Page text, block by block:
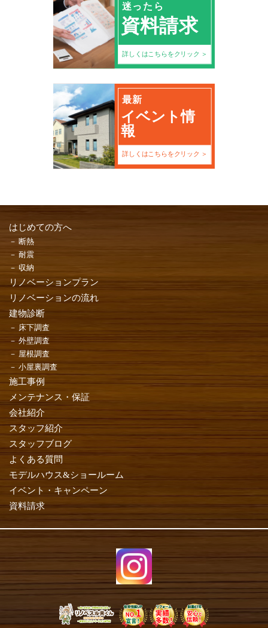
迷ったら
資料請求
詳しくはこちらをクリック
最新
イベント情
報
詳しくはこちらをクリック
はじめての方へ
断熱
耐震
収納
リノベーションプラン
リノベーションの流れ
建物診断
床下調査
外壁調査
屋根調査
小屋裏調査
施工事例
メンテナンス・保証
会社紹介
スタッフ紹介
スタッフブログ
よくある質問
モデルハウス&ショールーム
イベント・キャンペーン
資料請求